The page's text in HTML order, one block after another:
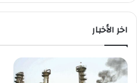
اخر الأخبار